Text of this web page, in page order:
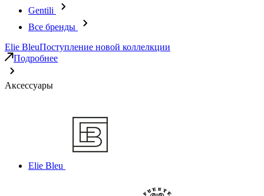
Gentili
Все бренды
Elie BleuПоступление новой коллелкции
Подробнее
Аксессуары
Elie Bleu